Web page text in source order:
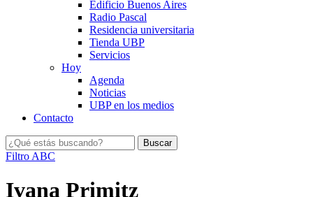
Edificio Buenos Aires
Radio Pascal
Residencia universitaria
Tienda UBP
Servicios
Hoy
Agenda
Noticias
UBP en los medios
Contacto
Filtro ABC
Ivana Primitz